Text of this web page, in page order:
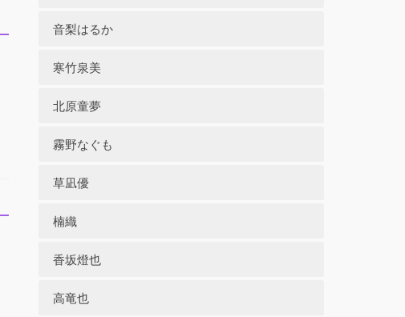
音梨はるか
寒竹泉美
北原童夢
霧野なぐも
草凪優
楠織
香坂燈也
高竜也